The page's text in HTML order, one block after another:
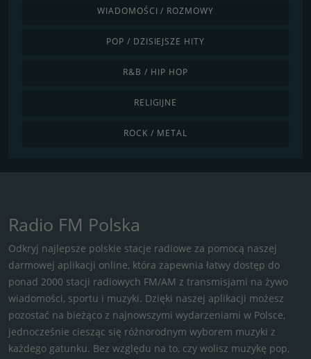
WIADOMOŚCI / ROZMOWY
POP / DZISIEJSZE HITY
R&B / HIP HOP
RELIGIJNE
ROCK / METAL
Radio FM Polska
Odkryj najlepsze polskie stacje radiowe za pomocą naszej
darmowej aplikacji online, która zapewnia łatwy dostęp do
ponad 2000 stacji radiowych FM/AM z transmisjami na żywo
wiadomości, sportu i muzyki. Dzięki naszej aplikacji możesz
pozostać na bieżąco z najnowszymi wydarzeniami w Polsce,
jednocześnie ciesząc się różnorodnym wyborem muzyki z
każdego gatunku. Bez względu na to, czy wolisz muzykę pop,